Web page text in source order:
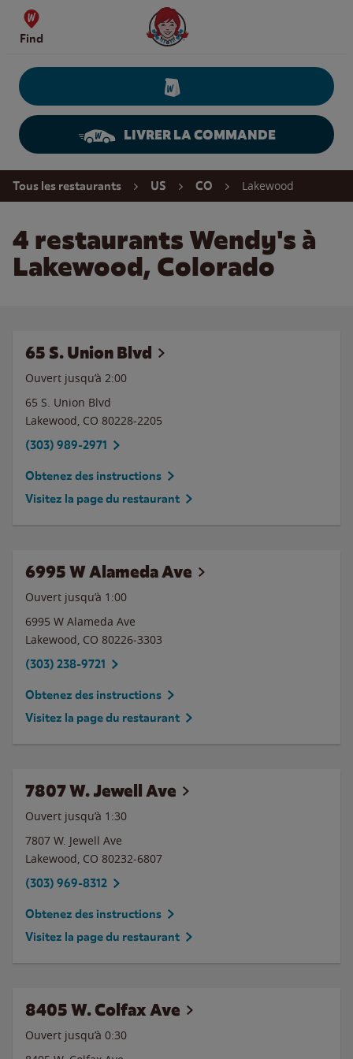
Skip to content
Find
Wendy's Website Home
LIVRER LA COMMANDE
Return to Nav
Tous les restaurants US CO Lakewood
4 restaurants Wendy's à
Lakewood, Colorado
65 S. Union Blvd
Ouvert jusqu’à 2:00
65 S. Union Blvd
Lakewood, CO 80228-2205
(303) 989-2971
Obtenez des instructions
Visitez la page du restaurant
6995 W Alameda Ave
Ouvert jusqu’à 1:00
6995 W Alameda Ave
Lakewood, CO 80226-3303
(303) 238-9721
Obtenez des instructions
Visitez la page du restaurant
7807 W. Jewell Ave
Ouvert jusqu’à 1:30
7807 W. Jewell Ave
Lakewood, CO 80232-6807
(303) 969-8312
Obtenez des instructions
Visitez la page du restaurant
8405 W. Colfax Ave
Ouvert jusqu’à 0:30